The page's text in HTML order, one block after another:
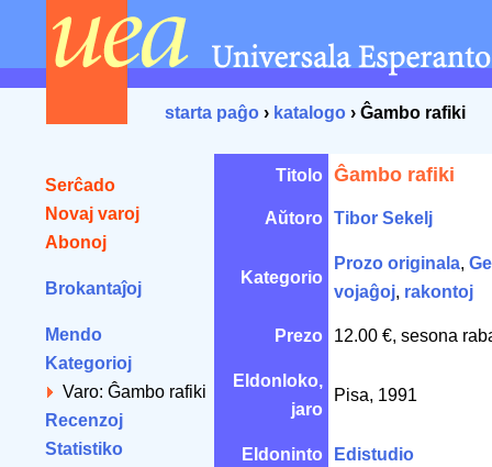
starta paĝo › katalogo › Ĝambo rafiki
Serĉado
Novaj varoj
Abonoj
Brokantaĵoj
Mendo
Kategorioj
Varo: Ĝambo rafiki
Recenzoj
Statistiko
Titolo Ĝambo rafiki
Aŭtoro Tibor Sekelj
Kategorio
Prozo originala,
vojaĝoj, rakontoj
Prezo 12.00 €, sesona
Eldonloko,
jaro
Pisa, 1991
Eldoninto Edistudio